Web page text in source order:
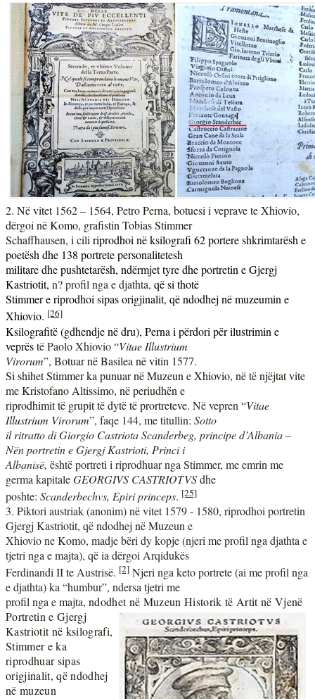
2. Në vitet 1562 – 1564, Petro Perna, botuesi i veprave te Xhiovio,
dërgoi në Komo, grafistin Tobias Stimmer
Schaffhausen, i ciliriprodhoi në ksilografi 62 portere shkrimtarësh e
poetësh dhe 138 portrete personalitetesh
militare dhe pushtetarësh, ndërmjet tyre dhe portretin e Gjergj
Kastriotit, n? profil nga e djathta, që si thotë
Stimmer e riprodhoi sipas origjinalit, që ndodhej në muzeumin e
Xhiovio. [26]
Ksilografitë (gdhendje në dru), Perna i përdori për ilustrimin e
veprëstë Paolo Xhiovio “Vitae Illustrium
Virorum”, Botuar në Basilea në vitin 1577.
Si shihet Stimmer ka punuar në Muzeun e Xhiovio, në të njëjtat vite
me Kristofano Altissimo, në periudhën e
riprodhimit të grupit të dytë të prortreteve. Në vepren “Vitae
Illustrium Virorum”, faqe 144, me titullin: Sotto
il ritratto di Giorgio Castriota Scanderbeg, principe d’Albania –
Nën portretin e Gjergj Kastrioti, Princi i
Albanisë, është portreti i riprodhuar nga Stimmer, me emrin me
germa kapitaleGEORGIVS CASTRIOTVSdhe
poshte: Scanderbechvs, Epiri princeps. [25]
3. Piktori austriak (anonim)në vitet 1579 - 1580, riprodhoi portretin
Gjergj Kastriotit, që ndodhej në Muzeun e
Xhiovio ne Komo, madje bëri dy kopje (njeri me profil nga djathta e
tjetri nga e majta), që ia dërgoi Arqidukës
Ferdinandi II te Austrisë. [2] Njeri nga keto portrete (ai me profil nga
e djathta) ka “humbur”, ndersa tjetri me
profil nga e majta, ndodhet në Muzeun Historik të Artit në Vjenë
Portretin e Gjergj
Kastriotit në ksilografi,
Stimmer e ka
riprodhuar sipas
origjinalit, që ndodhej
në muzeun